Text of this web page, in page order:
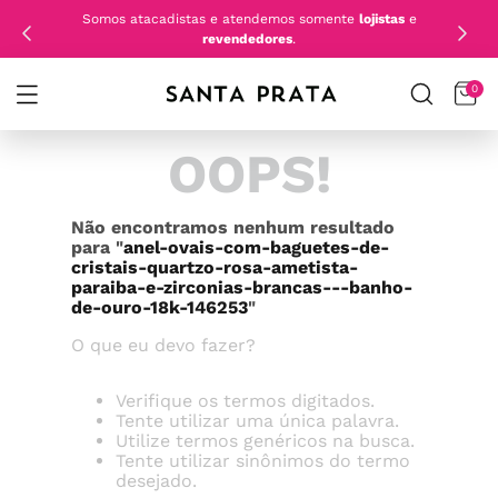
Somos atacadistas e atendemos somente lojistase
revendedores.
0
OOPS!
Não encontramos nenhum resultado
para "anel-ovais-com-baguetes-de-
cristais-quartzo-rosa-ametista-
paraiba-e-zirconias-brancas---banho-
de-ouro-18k-146253"
O que eu devo fazer?
Verifique os termos digitados.
Tente utilizar uma única palavra.
Utilize termos genéricos na busca.
Tente utilizar sinônimos do termo
desejado.